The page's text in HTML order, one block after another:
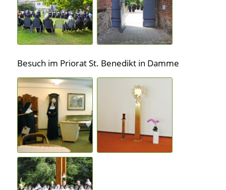
Besuch im Priorat St. Benedikt in Damme